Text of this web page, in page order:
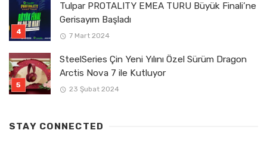
Tulpar PROTALITY EMEA TURU Büyük Finali’ne
Gerisayım Başladı
7 Mart 2024
SteelSeries Çin Yeni Yılını Özel Sürüm Dragon
Arctis Nova 7 ile Kutluyor
23 Şubat 2024
STAY CONNECTED